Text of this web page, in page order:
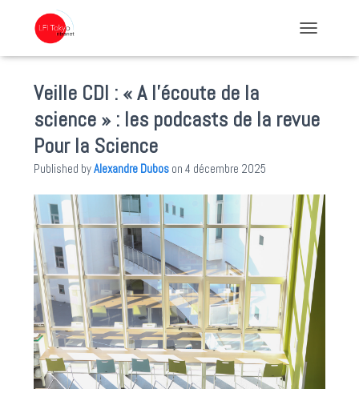
Veille CDI : « A l’écoute de la
science » : les podcasts de la revue
Pour la Science
Published byAlexandre Dubos on 4 décembre 2025